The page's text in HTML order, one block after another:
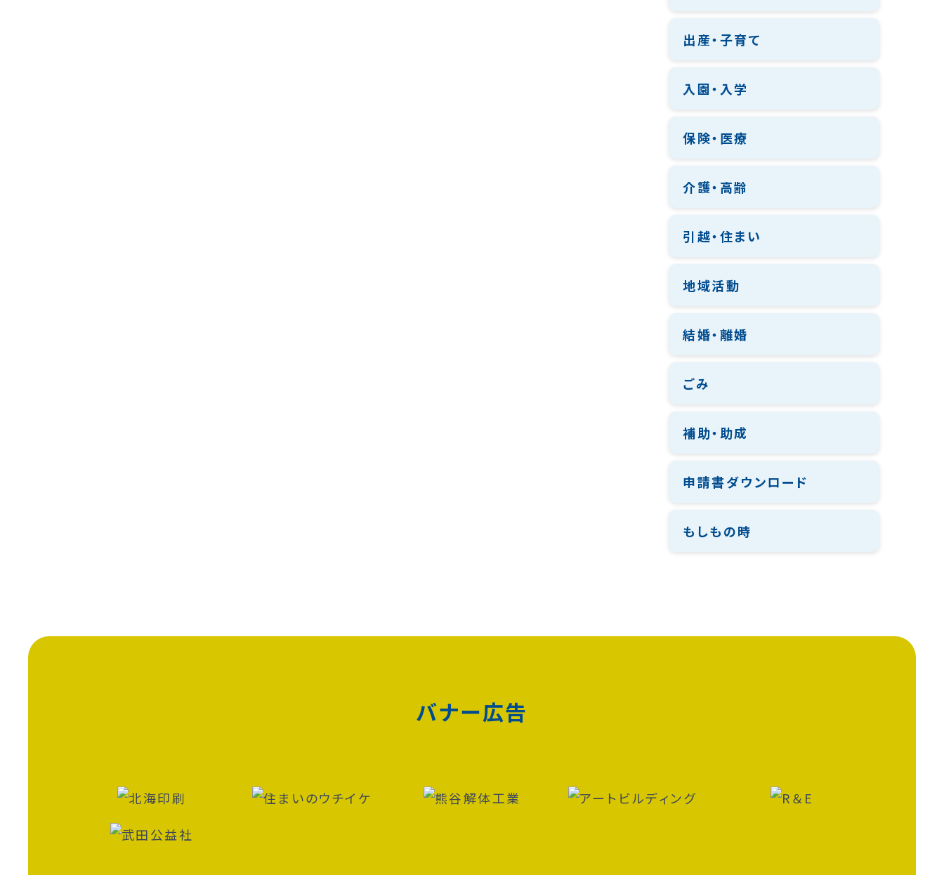
出産・子育て
入園・入学
保険・医療
介護・高齢
引越・住まい
地域活動
結婚・離婚
ごみ
補助・助成
申請書ダウンロード
もしもの時
バナー広告